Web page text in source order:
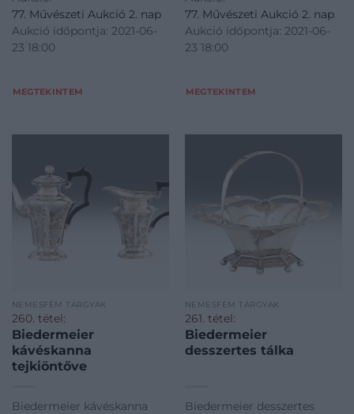
motívumok, öblében tavaszi
virágok énekesmadárral.
Jelzett: Bécs, 1900 körül,
77. Művészeti Aukció 2. nap
Aukció időpontja: 2021-06-
23 18:00
MEGTEKINTEM
tagolt baluszteres szár.
Kihajló peremű, kehely
formájú gyertyacsészével.
77. Művészeti Aukció 2. nap
Aukció időpontja: 2021-06-
23 18:00
MEGTEKINTEM
NEMESFÉM TÁRGYAK
260. tétel:
Biedermeier
kávéskanna
tejkiöntőve
Biedermeier kávéskanna
NEMESFÉM TÁRGYAK
261. tétel:
Biedermeier
desszertes tálka
Biedermeier desszertes